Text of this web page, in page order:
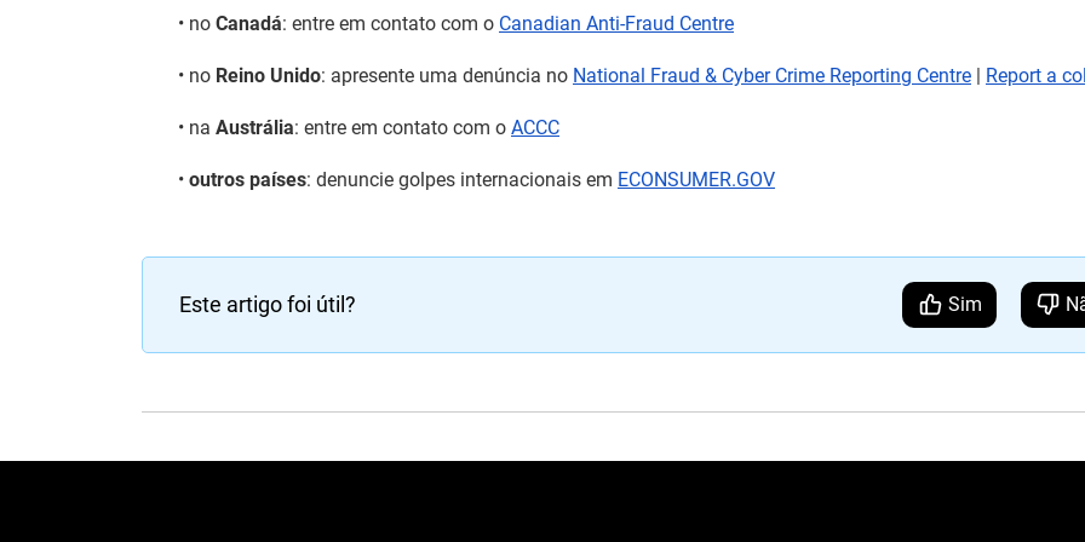
• no Canadá: entre em contato com o Canadian Anti-Fraud Centre
• no Reino Unido: apresente uma denúncia no National Fraud & Cyber Crime Reporting Centre | Report a
• na Austrália: entre em contato com o ACCC
• outros países: denuncie golpes internacionais em ECONSUMER.GOV
Este artigo foi útil? Sim